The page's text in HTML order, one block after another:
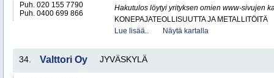
Puh. 020 155 7790
Puh. 0400 699 866
Hakutulos löytyi yrityksen omien www-sivujen
KONEPAJATEOLLISUUTTA JA METALLITÖITÄ
Lue lisää..
Näytä kartalla
34. Valttori Oy JYVÄSKYLÄ